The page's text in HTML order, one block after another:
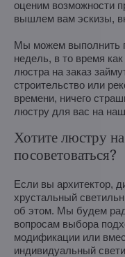
оценим возможности
вышлем вам эскизы,
Мы можем выполнить
недель, в то время
люстра на заказ
строительство или
времени, ничего
люстру для вас на
Хотите люстру
посоветоваться?
Если вы архитектор,
хрустальный
об этом. Мы будем
вопросам выбора
модификации или
индивидуальный